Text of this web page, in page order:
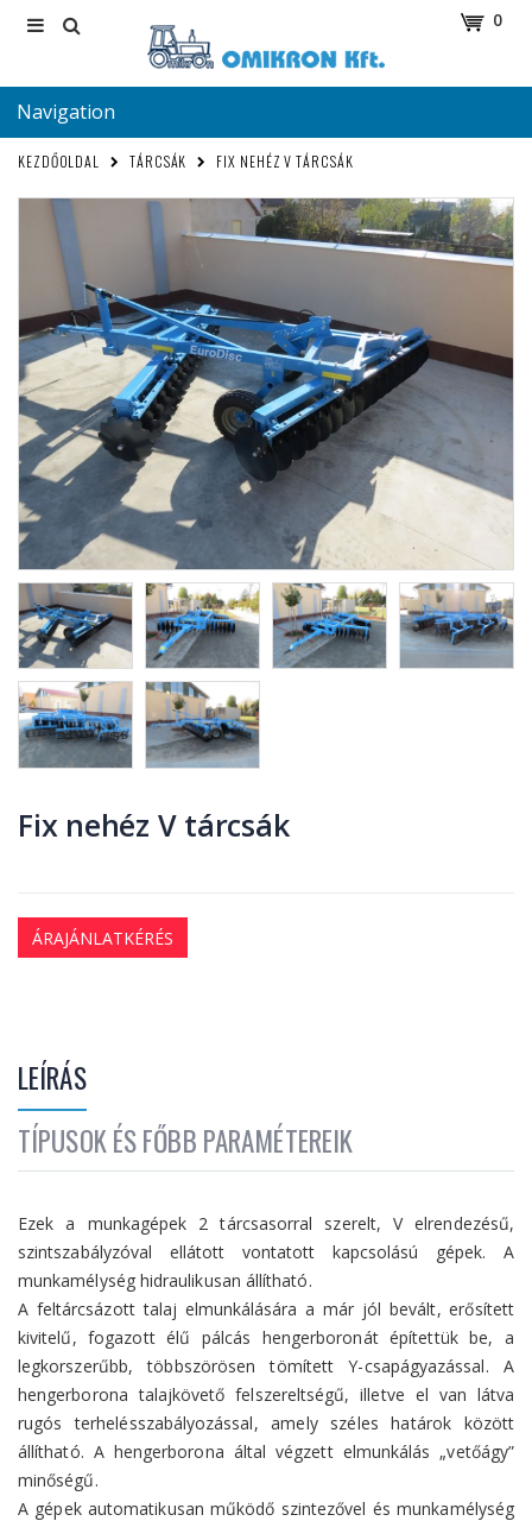
0
Navigation
KEZDŐOLDAL TÁRCSÁK FIX NEHÉZ V TÁRCSÁK
Fix nehéz V tárcsák
ÁRAJÁNLATKÉRÉS
LEÍRÁS
TÍPUSOK ÉS FŐBB PARAMÉTEREIK
Ezek a munkagépek 2 tárcsasorral szerelt, V elrendezésű,
szintszabályzóval ellátott vontatott kapcsolású gépek. A
munkamélység hidraulikusan állítható.
A feltárcsázott talaj elmunkálására a már jól bevált, erősített
kivitelű, fogazott élű pálcás hengerboronát építettük be, a
legkorszerűbb, többszörösen tömített Y-csapágyazással. A
hengerborona talajkövető felszereltségű, illetve el van látva
rugós terhelésszabályozással, amely széles határok között
állítható. A hengerborona által végzett elmunkálás „vetőágy”
minőségű.
A gépek automatikusan működő szintezővel és munkamélység